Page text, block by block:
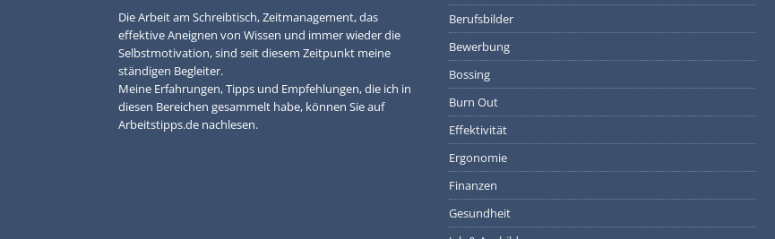
Die Arbeit am Schreibtisch, Zeitmanagement, das
effektive Aneignen von Wissen und immer wieder die
Selbstmotivation, sind seit diesem Zeitpunkt meine
ständigen Begleiter.
Meine Erfahrungen, Tipps und Empfehlungen, die ich in
diesen Bereichen gesammelt habe, können Sie auf
Arbeitstipps.de nachlesen.
Berufsbilder
Bewerbung
Bossing
Burn Out
Effektivität
Ergonomie
Finanzen
Gesundheit